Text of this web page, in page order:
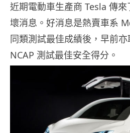
近期電動車生產商 Tesla 傳
壞消息。好消息是熱賣車系
同類測試最佳成績後，早前
NCAP 測試最佳安全得分。